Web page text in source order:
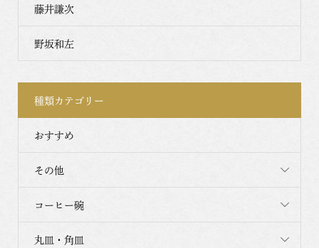
藤井謙次
野坂和左
種類カテゴリー
おすすめ
その他
コーヒー碗
丸皿・角皿